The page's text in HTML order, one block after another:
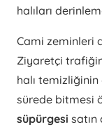
halıları
Cami zeminleri
Ziyaretçi
halı temizliğinin
sürede bitmesi
süpürgesi satın